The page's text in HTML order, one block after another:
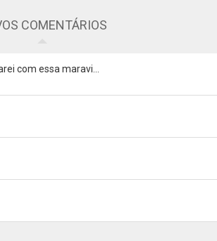
COMENTÁRIOS
com essa maravi...